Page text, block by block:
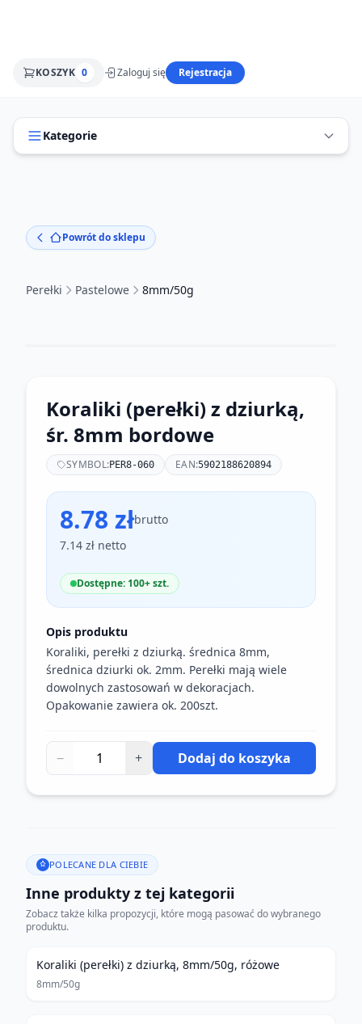
KOSZYK 0 Zaloguj się Rejestracja
Kategorie
Powrót do sklepu
Perełki Pastelowe 8mm/50g
Koraliki (perełki) z dziurką,
śr. 8mm bordowe
SYMBOL:PER8-060 EAN:5902188620894
8.78 złbrutto
7.14 zł netto
Dostępne: 100+ szt.
Opis produktu
Koraliki, perełki z dziurką. średnica 8mm,
średnica dziurki ok. 2mm. Perełki mają wiele
dowolnych zastosowań w dekoracjach.
Opakowanie zawiera ok. 200szt.
− + Dodaj do koszyka
POLECANE DLA CIEBIE
Inne produkty z tej kategorii
Zobacz także kilka propozycji, które mogą pasować do wybranego
produktu.
Koraliki (perełki) z dziurką, 8mm/50g, różowe
8mm/50g